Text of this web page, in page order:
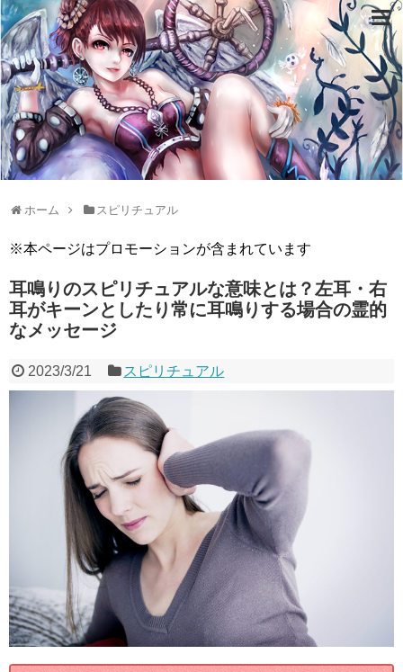
ホーム スピリチュアル
※本ページはプロモーションが含まれています
耳鳴りのスピリチュアルな意味とは？左耳・右
耳がキーンとしたり常に耳鳴りする場合の霊的
なメッセージ
2023/3/21 スピリチュアル